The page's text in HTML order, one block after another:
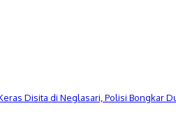
Disita di Neglasari, Polisi Bongkar